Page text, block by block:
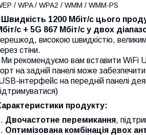
/ WPA / WPA2 / WMM / WMM-PS
Швидкість 1200 Мбіт/с цього
с + 5G 867 Мбіт/с у двох
високою швидкістю,
стіни.
рекомендуємо вам вставити WiFi
на задній панелі може
інтерфейс на передній панелі
продукту:
Двочастотне перемикання,
Оптимізована комбінація двох